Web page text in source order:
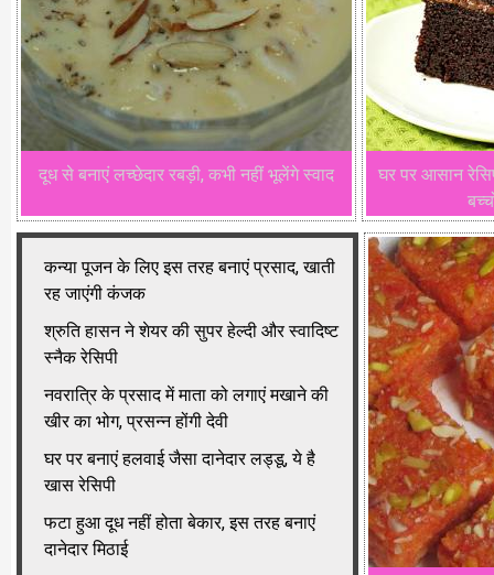
दूध से बनाएं लच्छेदार रबड़ी, कभी नहीं भूलेंगे स्वाद
घर पर आसान
कन्या पूजन के लिए इस तरह बनाएं प्रसाद, खाती
रह जाएंगी कंजक
श्रुति हासन ने शेयर की सुपर हेल्दी और स्वादिष्ट
स्नैक रेसिपी
नवरात्रि के प्रसाद में माता को लगाएं मखाने की
खीर का भोग, प्रसन्न होंगी देवी
घर पर बनाएं हलवाई जैसा दानेदार लड्डू, ये है
खास रेसिपी
फटा हुआ दूध नहीं होता बेकार, इस तरह बनाएं
दानेदार मिठाई